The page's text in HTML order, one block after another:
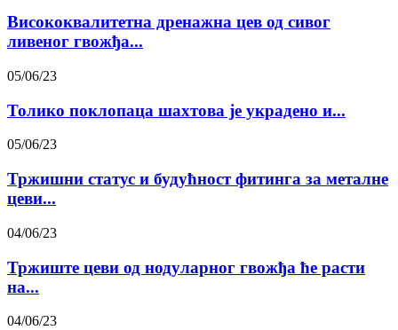
Висококвалитетна дренажна цев од сивог
ливеног гвожђа...
05/06/23
Толико поклопаца шахтова је украдено и...
05/06/23
Тржишни статус и будућност фитинга за металне
цеви...
04/06/23
Тржиште цеви од нодуларног гвожђа ће расти
на...
04/06/23